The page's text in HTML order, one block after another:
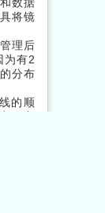
将镜
理后
为有2
分布
的顺